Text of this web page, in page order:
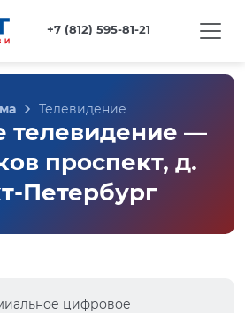
+7 (812) 595-81-21
Телевидение
телевидение —
проспект, д.
Петербург
цифровое